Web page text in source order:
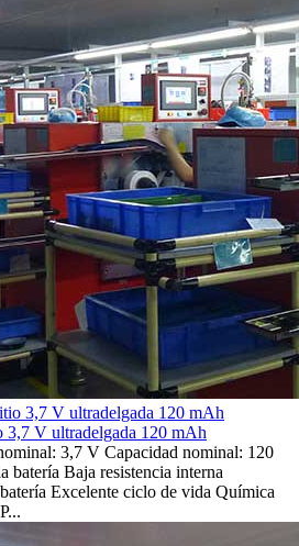
3,7 V ultradelgada 120 mAh
3,7 V Capacidad nominal: 120
batería Baja resistencia interna
Excelente ciclo de vida Química